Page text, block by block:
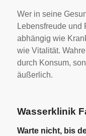
Wer in seine
Lebensfreude und
abhängig wie
wie Vitalität.
durch Konsum,
äußerlich.
Wasserklinik
Warte nicht, bis